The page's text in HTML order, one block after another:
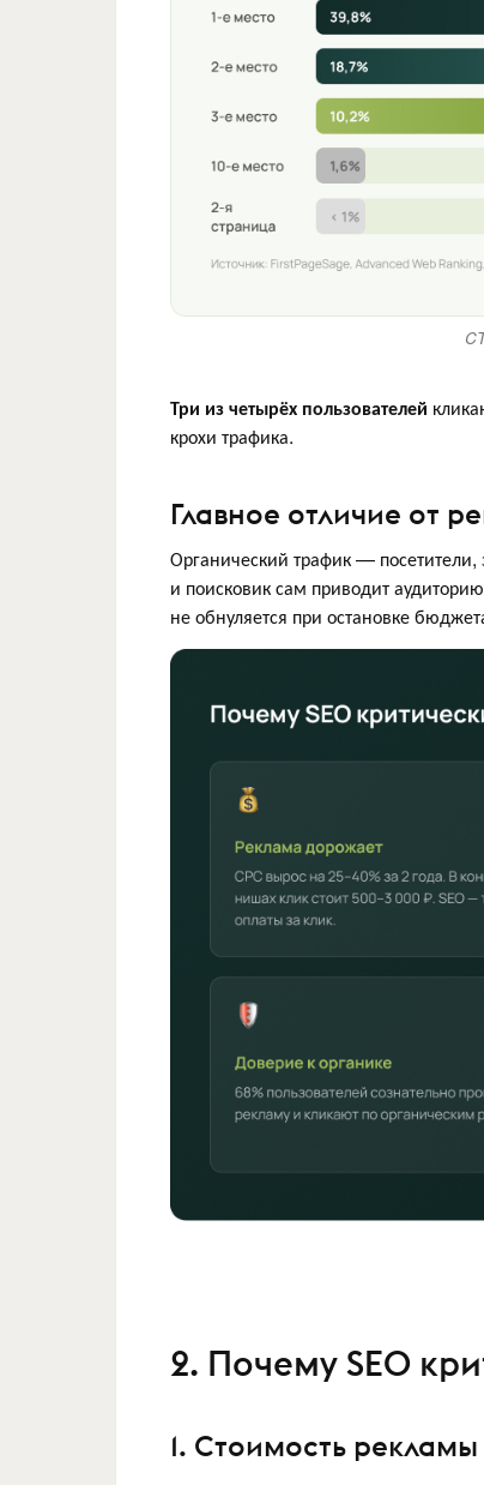
Три из четырёх пользователей
крохи трафика.
Главное отличие от
Органический трафик — посетители,
и поисковик сам приводит
не обнуляется при остановке
2. Почему SEO
1. Стоимость рекламы